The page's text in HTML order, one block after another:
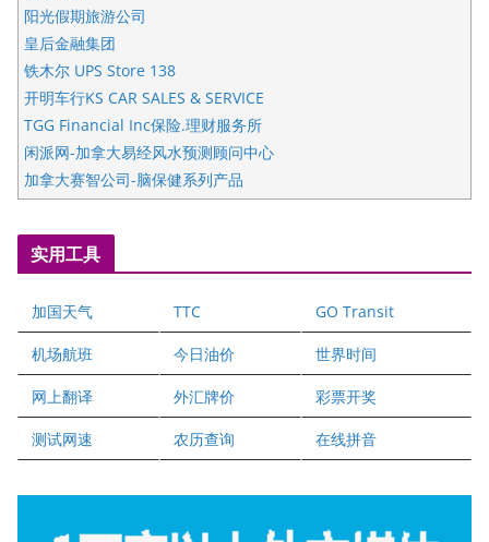
阳光假期旅游公司
皇后金融集团
铁木尔 UPS Store 138
开明车行KS CAR SALES & SERVICE
TGG Financial Inc保险.理财服务所
闲派网-加拿大易经风水预测顾问中心
加拿大赛智公司-脑保健系列产品
五星国艺拍卖及评估公司
国际注册执业营养师公会
爱德华连锁酒店万锦分店
健健宝公司
二十一世纪美联地产公司
全球趋势移民留学
盛达资本
正点印艺设计
实用工具
加国天气 TTC GO Transit
机场航班 今日油价 世界时间
网上翻译 外汇牌价 彩票开奖
测试网速 农历查询 在线拼音